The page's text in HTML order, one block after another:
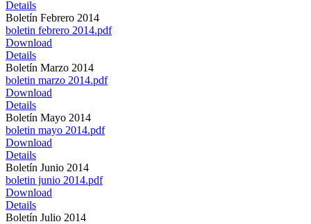
Details
Boletín Febrero 2014
boletin febrero 2014.pdf
Download
Details
Boletín Marzo 2014
boletin marzo 2014.pdf
Download
Details
Boletín Mayo 2014
boletin mayo 2014.pdf
Download
Details
Boletín Junio 2014
boletin junio 2014.pdf
Download
Details
Boletín Julio 2014